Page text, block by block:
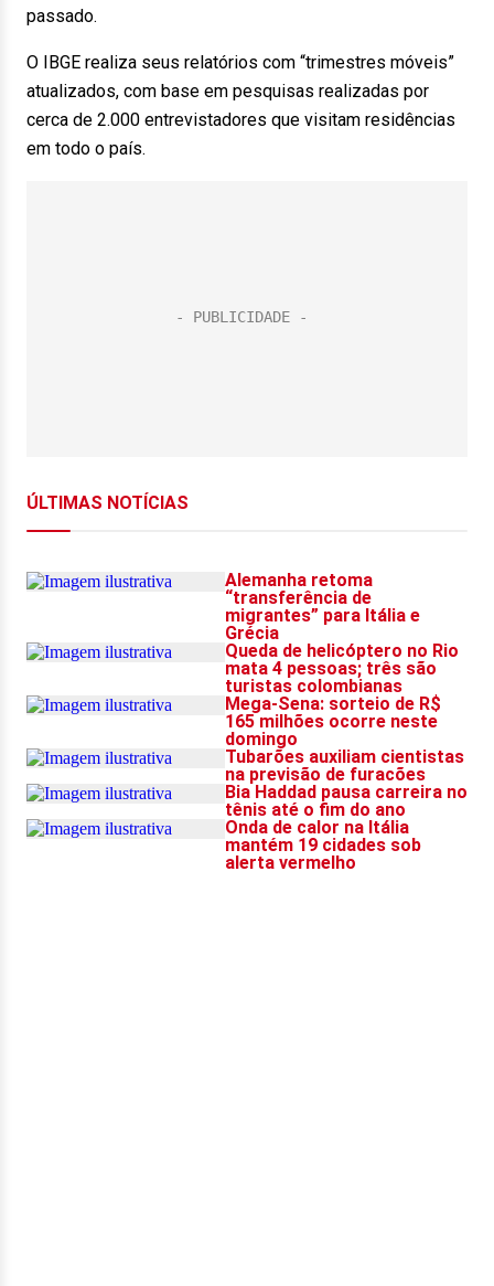
passado.
O IBGE realiza seus relatórios com “trimestres móveis”
atualizados, com base em pesquisas realizadas por
cerca de 2.000 entrevistadores que visitam residências
em todo o país.